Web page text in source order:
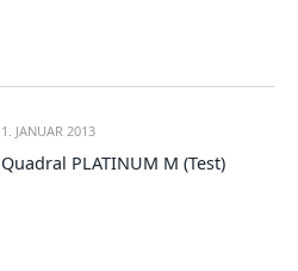
1. JANUAR 2013
Quadral PLATINUM M (Test)